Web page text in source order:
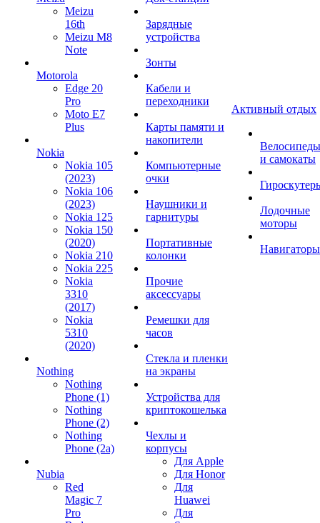
Meizu
16th
Meizu M8
Note
Motorola
Edge 20
Pro
Moto E7
Plus
Nokia
Nokia 105
(2023)
Nokia 106
(2023)
Nokia 125
Nokia 150
(2020)
Nokia 210
Nokia 225
Nokia
3310
(2017)
Nokia
5310
(2020)
Nothing
Nothing
Phone (1)
Nothing
Phone (2)
Nothing
Phone (2a)
Nubia
Red
Magic 7
Pro
Зарядные
устройства
Зонты
Кабели и
переходники
Карты памяти и
накопители
Компьютерные
очки
Наушники и
гарнитуры
Портативные
колонки
Прочие
аксессуары
Ремешки для
часов
Стекла и пленки
на экраны
Устройства для
криптокошелька
Чехлы и
корпусы
Для Apple
Для Honor
Для
Huawei
Для
Активный отдых
Велосипеды
и самокаты
Лодочные
моторы
Навигаторы